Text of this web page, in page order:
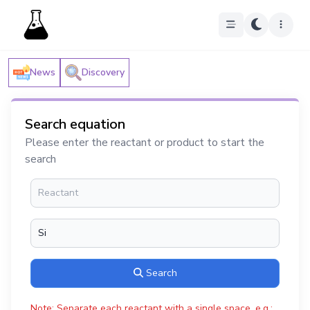
News Discovery
Search equation
Please enter the reactant or product to start the
search
Search